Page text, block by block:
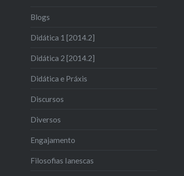
Blogs
Didática 1 [2014.2]
Didática 2 [2014.2]
Didática e Práxis
Discursos
Diversos
Engajamento
Filosofias Ianescas